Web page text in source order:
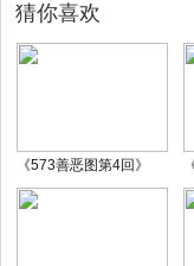
猜你喜欢
《573善恶图第4回》